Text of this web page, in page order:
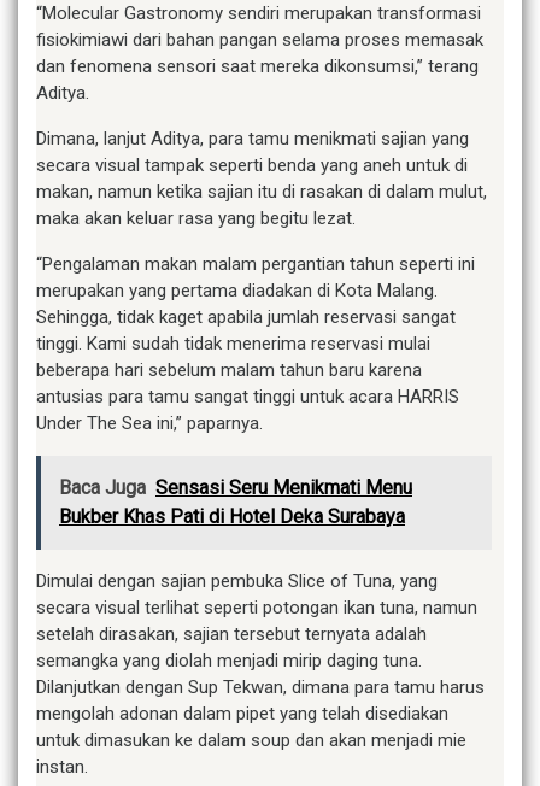
“Molecular Gastronomy sendiri merupakan transformasi
fisiokimiawi dari bahan pangan selama proses memasak
dan fenomena sensori saat mereka dikonsumsi,” terang
Aditya.
Dimana, lanjut Aditya, para tamu menikmati sajian yang
secara visual tampak seperti benda yang aneh untuk di
makan, namun ketika sajian itu di rasakan di dalam mulut,
maka akan keluar rasa yang begitu lezat.
“Pengalaman makan malam pergantian tahun seperti ini
merupakan yang pertama diadakan di Kota Malang.
Sehingga, tidak kaget apabila jumlah reservasi sangat
tinggi. Kami sudah tidak menerima reservasi mulai
beberapa hari sebelum malam tahun baru karena
antusias para tamu sangat tinggi untuk acara HARRIS
Under The Sea ini,” paparnya.
Baca Juga Sensasi Seru Menikmati Menu
Bukber Khas Pati di Hotel Deka Surabaya
Dimulai dengan sajian pembuka Slice of Tuna, yang
secara visual terlihat seperti potongan ikan tuna, namun
setelah dirasakan, sajian tersebut ternyata adalah
semangka yang diolah menjadi mirip daging tuna.
Dilanjutkan dengan Sup Tekwan, dimana para tamu harus
mengolah adonan dalam pipet yang telah disediakan
untuk dimasukan ke dalam soup dan akan menjadi mie
instan.